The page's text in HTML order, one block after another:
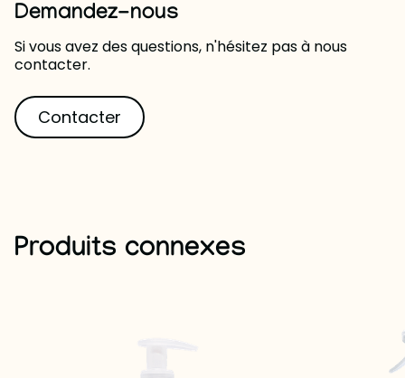
Demandez-nous
Si vous avez des questions, n'hésitez pas à nous
contacter.
Contacter
Produits connexes